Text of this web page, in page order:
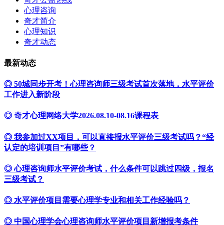
心理咨询
奇才简介
心理知识
奇才动态
最新动态
◎ 50城同步开考！心理咨询师三级考试首次落地，水平评价
工作进入新阶段
◎ 奇才心理网络大学2026.08.10-08.16课程表
◎ 我参加过XX项目，可以直接报水平评价三级考试吗？“经
认定的培训项目”有哪些？
◎ 心理咨询师水平评价考试，什么条件可以跳过四级，报名
三级考试？
◎ 水平评价项目需要心理学专业和相关工作经验吗？
◎ 中国心理学会心理咨询师水平评价项目新增报考条件